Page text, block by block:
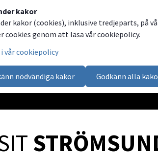
kakor
kakor (cookies), inklusive tredjeparts, på
cookies genom att läsa vår cookiepolicy.
i vår cookiepolicy
nödvändiga kakor Godkänn alla